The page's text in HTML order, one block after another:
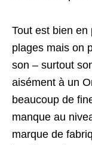
Tout est bien
plages mais on
son – surtout
aisément à un
beaucoup de
manque au
marque de